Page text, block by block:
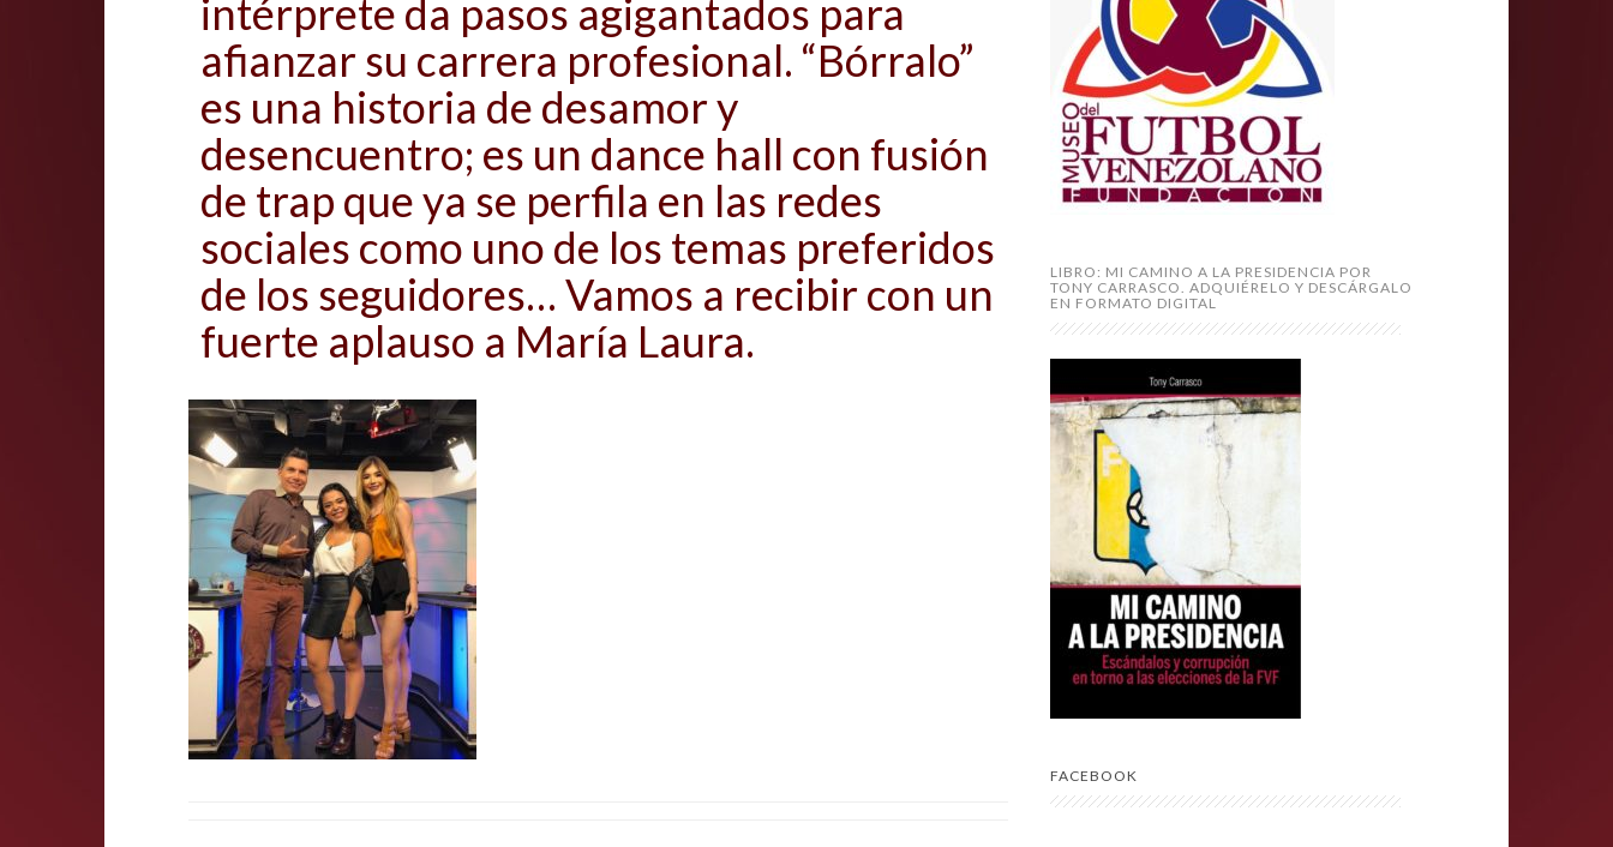
intérprete da pasos agigantados para
afianzar su carrera profesional. “Bórralo”
es una historia de desamor y
desencuentro; es un dance hall con fusión
de trap que ya se perfila en las redes
sociales como uno de los temas preferidos
de los seguidores… Vamos a recibir con un
fuerte aplauso a María Laura.
LIBRO: MI CAMINO A LA PRESIDENCIA POR
TONY CARRASCO. ADQUIÉRELO Y DESCÁRGALO
EN FORMATO DIGITAL
FACEBOOK